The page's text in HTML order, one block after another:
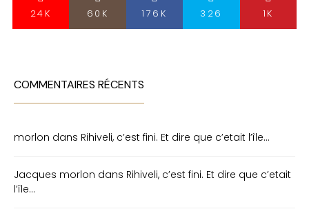
24K 60K 176K 326 1K
COMMENTAIRES RÉCENTS
morlon dans Rihiveli, c’est fini. Et dire que c’etait l’île…
Jacques morlon dans Rihiveli, c’est fini. Et dire que c’etait
l’île…